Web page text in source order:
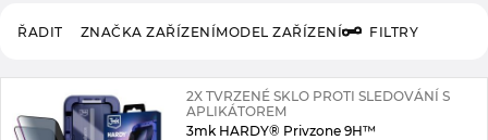
ZNAČKA ZAŘÍZENÍMODEL ZAŘÍZENÍ FILTRY
ŘADIT
2X TVRZENÉ SKLO PROTI SLEDOVÁNÍ S
APLIKÁTOREM
3mk HARDY® Privzone 9H™